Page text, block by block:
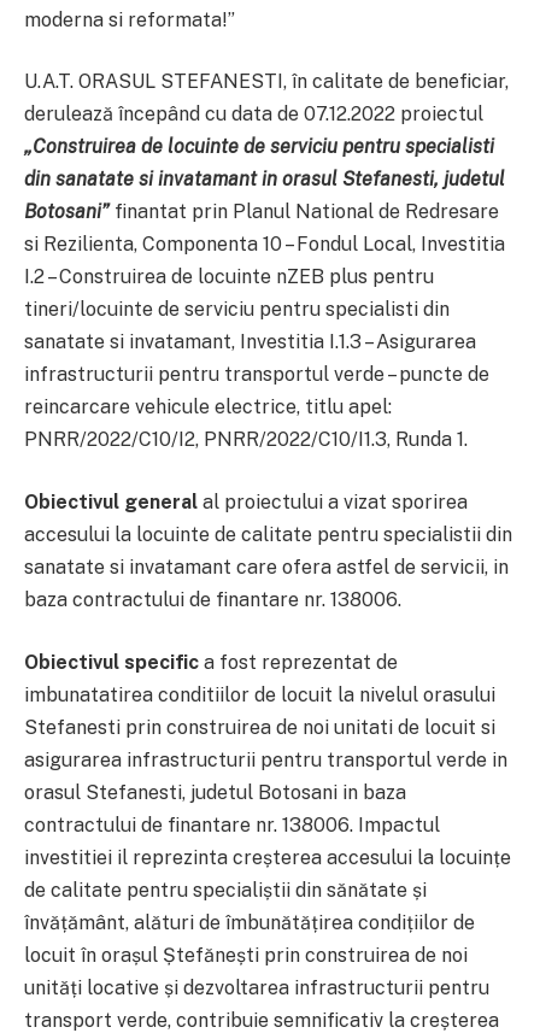
moderna si reformata!”
U.A.T. ORASUL STEFANESTI, în calitate de beneficiar,
derulează începând cu data de 07.12.2022 proiectul
„Construirea de locuinte de serviciu pentru specialisti
din sanatate si invatamant in orasul Stefanesti, judetul
Botosani”finantat prin Planul National de Redresare
si Rezilienta, Componenta 10 – Fondul Local, Investitia
I.2 – Construirea de locuinte nZEB plus pentru
tineri/locuinte de serviciu pentru specialisti din
sanatate si invatamant, Investitia I.1.3 – Asigurarea
infrastructurii pentru transportul verde – puncte de
reincarcare vehicule electrice, titlu apel:
PNRR/2022/C10/I2, PNRR/2022/C10/I1.3, Runda 1.
Obiectivul general al proiectului a vizat sporirea
accesului la locuinte de calitate pentru specialistii din
sanatate si invatamant care ofera astfel de servicii, in
baza contractului de finantare nr. 138006.
Obiectivul specific a fost reprezentat de
imbunatatirea conditiilor de locuit la nivelul orasului
Stefanesti prin construirea de noi unitati de locuit si
asigurarea infrastructurii pentru transportul verde in
orasul Stefanesti, judetul Botosani in baza
contractului de finantare nr. 138006. Impactul
investitiei il reprezinta creșterea accesului la locuințe
de calitate pentru specialiștii din sănătate și
învățământ, alături de îmbunătățirea condițiilor de
locuit în orașul Ștefănești prin construirea de noi
unități locative și dezvoltarea infrastructurii pentru
transport verde, contribuie semnificativ la creșterea